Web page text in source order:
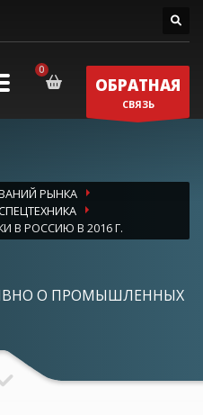
ОБРАТНАЯ
СВЯЗЬ
РЫНКА
В РОССИЮ В 2016 Г.
О ПРОМЫШЛЕННЫХ